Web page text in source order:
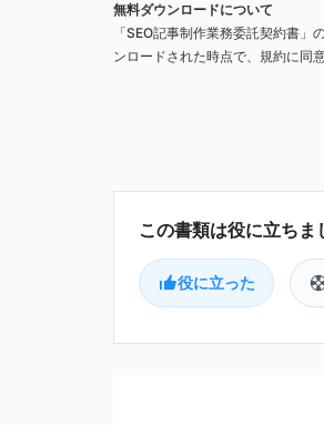
無料ダウンロードについて
「SEO記事制作業務委託契約書
ンロードされた時点で、規約に同
役に立った